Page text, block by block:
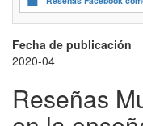
de
aprendizaje
Fecha de publicación
2020-04
Reseñas